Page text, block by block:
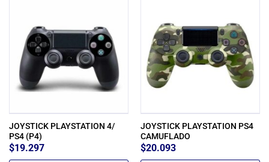
JOYSTICK PLAYSTATION 4/
PS4 (P4)
$19.297
JOYSTICK PLAYSTATION PS4
CAMUFLADO
$20.093